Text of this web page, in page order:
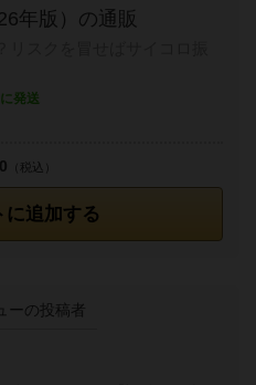
年版）の通販
発送
に追加する
（税込）
ーの投稿者